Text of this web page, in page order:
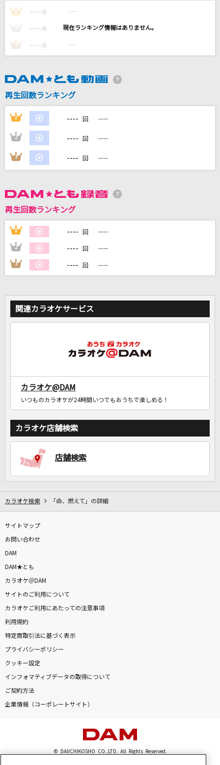
奏(かなで)
カラオケ最新情報をチェック！
カラオケをもっと楽しもう！
自宅でカラオケ歌い放題！
1 ---- 点 ----
---- 点 ----
3 ---- 点 ----
再生回数ランキング
1 ---- 回 ----
2 ---- 回 ----
3 ---- 回 ----
再生回数ランキング
1 ---- 回 ----
2 ---- 回 ----
3 ---- 回 ----
関連カラオケサービス
カラオケ@DAM
いつものカラオケが24時間いつでもおうちで楽しめる！
カラオケ店舗検索
店舗検索
カラオケ検索 「命、燃えて」の詳細
サイトマップ
お問い合わせ
DAM
DAM★とも
カラオケ＠DAM
サイトのご利用について
カラオケご利用にあたっての注意事項
利用規約
特定商取引法に基づく表示
プライバシーポリシー
クッキー設定
インフォマティブデータの取得について
ご契約方法
企業情報（コーポレートサイト）
© DAIICHIKOSHO CO.,LTD. All Rights Reserved.